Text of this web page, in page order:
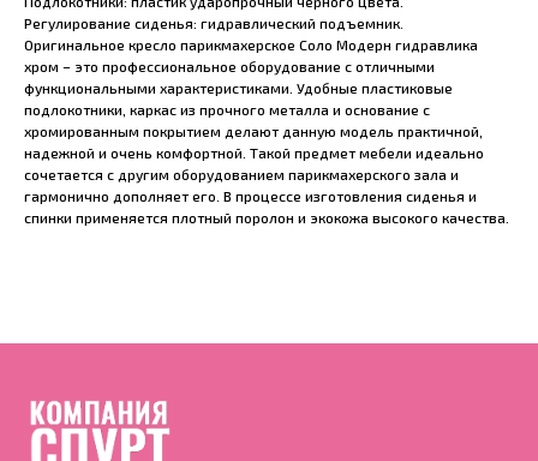
Регулирование сиденья: гидравлический подъемник.
Оригинальное кресло парикмахерское Соло Модерн гидравлика
хром – это профессиональное оборудование с отличными
функциональными характеристиками. Удобные пластиковые
подлокотники, каркас из прочного металла и основание с
хромированным покрытием делают данную модель практичной,
надежной и очень комфортной. Такой предмет мебели идеально
сочетается с другим оборудованием парикмахерского зала и
гармонично дополняет его. В процессе изготовления сиденья и
спинки применяется плотный поролон и экокожа высокого качества.